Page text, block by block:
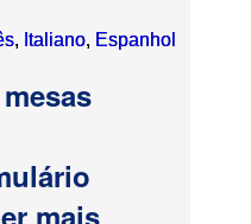
, Italiano, Espanhol
mais